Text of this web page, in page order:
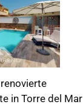
in Torre del Mar